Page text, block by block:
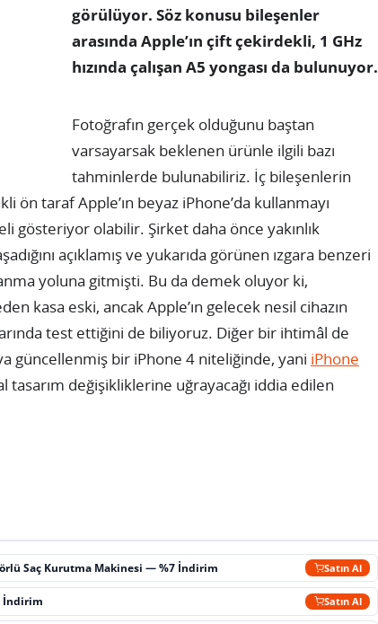
görülüyor. Söz konusu bileşenler
arasında Apple’ın çift çekirdekli, 1 GHz
hızında çalışan A5 yongası da bulunuyor.
Fotoğrafın gerçek olduğunu baştan
varsayarsak beklenen ürünle ilgili bazı
tahminlerde bulunabiliriz. İç bileşenlerin
taraf Apple’ın beyaz iPhone’da kullanmayı
gösteriyor olabilir. Şirket daha önce yakınlık
açıklamış ve yukarıda görünen ızgara benzeri
yoluna gitmişti. Bu da demek oluyor ki,
kasa eski, ancak Apple’ın gelecek nesil cihazın
test ettiğini de biliyoruz. Diğer bir ihtimâl de
güncellenmiş bir iPhone 4 niteliğinde, yani iPhone
tasarım değişikliklerine uğrayacağı iddia edilen
Saç Kurutma Makinesi — %7 İndirim Satın Al
İndirim Satın Al